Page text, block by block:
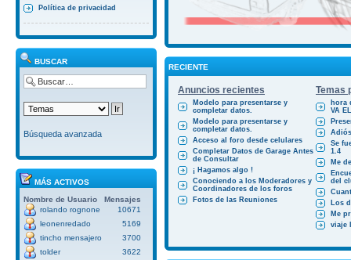
Política de privacidad
BUSCAR
Búsqueda avanzada
MÁS ACTIVOS
Nombre de Usuario
Mensajes
rolando rognone
10671
leonenredado
5169
tincho mensajero
3700
tolder
3622
RECIENTE
Anuncios recientes Temas
Modelo para presentarse y
completar datos.
Modelo para presentarse y
completar datos.
Acceso al foro desde celulares
Completar Datos de Garage Antes
de Consultar
¡ Hagamos algo !
Conociendo a los Moderadores y
Coordinadores de los foros
Fotos de las Reuniones
hora
VA
Se
1.4
Me
del
Los
Me
viaje